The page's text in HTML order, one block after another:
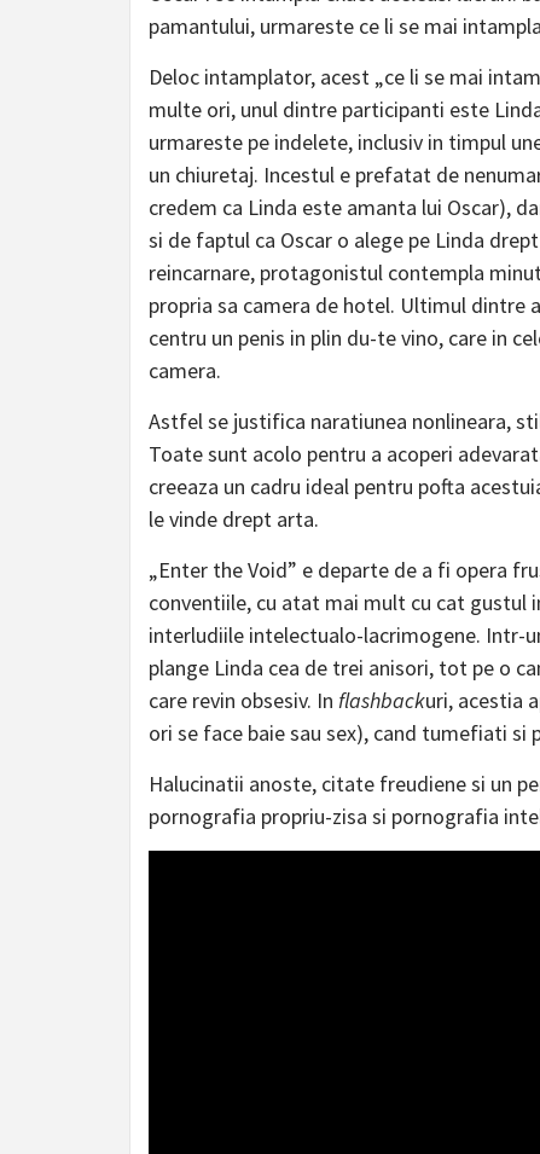
pamantului, urmareste ce li se mai
Deloc intamplator, acest „ce li se mai
multe ori, unul dintre participanti este
urmareste pe indelete, inclusiv in timpul
un chiuretaj. Incestul e prefatat de
credem ca Linda este amanta lui Oscar),
si de faptul ca Oscar o alege pe Linda
reincarnare, protagonistul contempla
propria sa camera de hotel. Ultimul dintre
centru un penis in plin du-te vino, care in
camera.
Astfel se justifica naratiunea nonlineara,
Toate sunt acolo pentru a acoperi
creeaza un cadru ideal pentru pofta
le vinde drept arta.
„Enter the Void” e departe de a fi opera
conventiile, cu atat mai mult cu cat gustul
interludiile intelectualo-lacrimogene. Intr-
plange Linda cea de trei anisori, tot pe o
care revin obsesiv. In flashbackuri, acestia
ori se face baie sau sex), cand tumefiati si
Halucinatii anoste, citate freudiene si un
pornografia propriu-zisa si pornografia